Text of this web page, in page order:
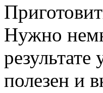
Нужно
полезен и